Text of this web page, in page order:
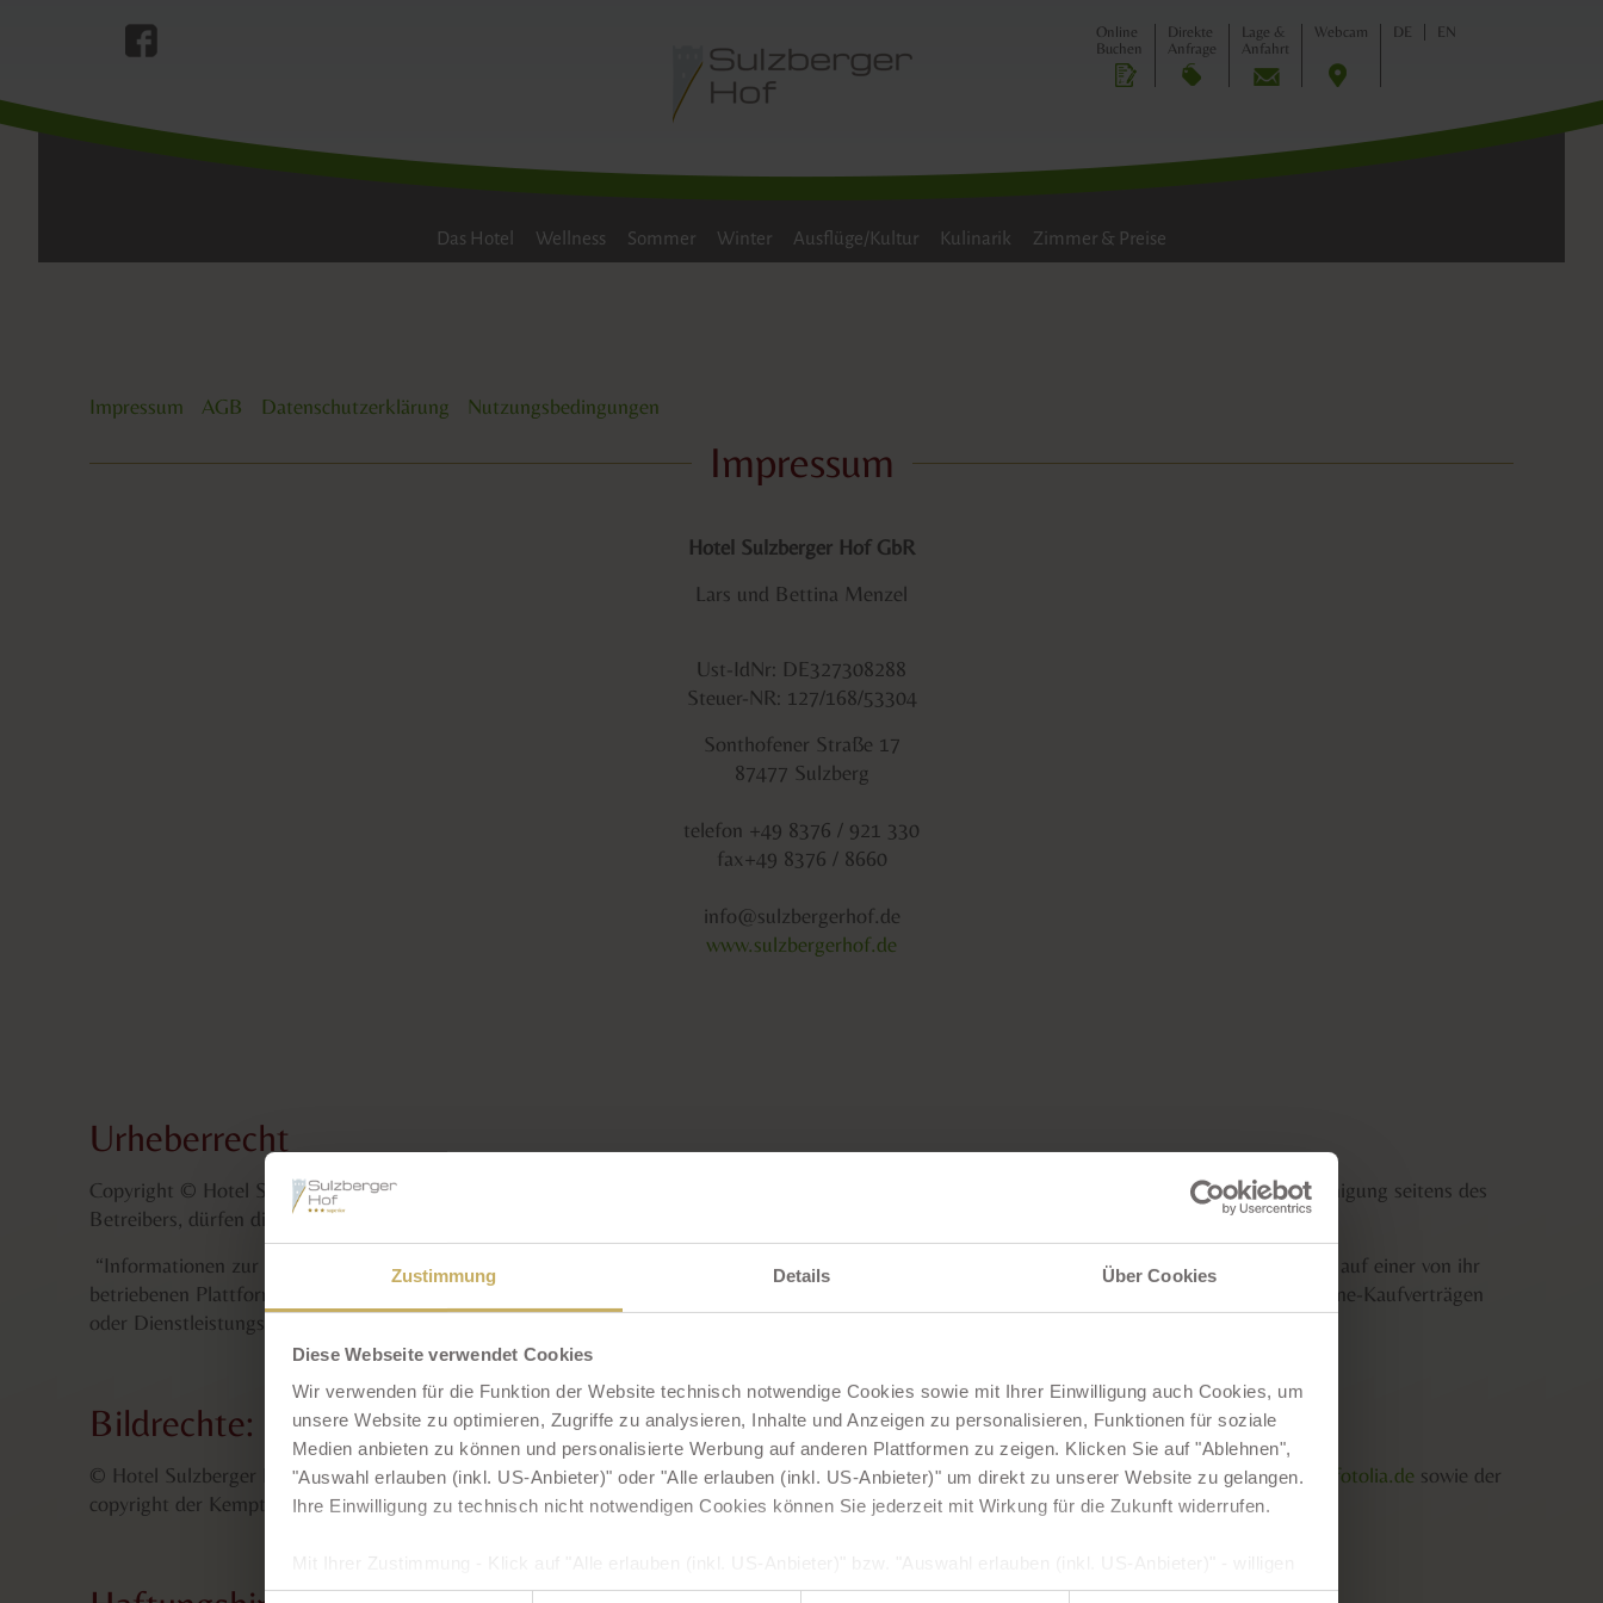
Zustimmung Details Über Cookies
Diese Webseite verwendet Cookies
Wir verwenden für die Funktion der Website technisch notwendige Cookies sowie mit Ihrer Einwilligung auch Cookies, um
unsere Website zu optimieren, Zugriffe zu analysieren, Inhalte und Anzeigen zu personalisieren, Funktionen für soziale
Medien anbieten zu können und personalisierte Werbung auf anderen Plattformen zu zeigen. Klicken Sie auf "Ablehnen",
"Auswahl erlauben (inkl. US-Anbieter)" oder "Alle erlauben (inkl. US-Anbieter)" um direkt zu unserer Website zu gelangen.
Ihre Einwilligung zu technisch nicht notwendigen Cookies können Sie jederzeit mit Wirkung für die Zukunft widerrufen.
Sie gem. Art. 49 (1) lit. a DSGVO zugleich ausdrücklich ein, dass auch Anbieter in den USA Ihre Daten verarbeiten. In
Online
Buchen
Direkte
Anfrage
Lage &
Anfahrt
Webcam DE EN
Das Hotel Wellness Sommer Winter Ausflüge/Kultur Kulinarik Zimmer & Preise
Impressum AGB Datenschutzerklärung Nutzungsbedingungen
Impressum
Hotel Sulzberger Hof GbR
Lars und Bettina Menzel
Ust-IdNr: DE327308288
Steuer-NR: 127/168/53304
Sonthofener Straße 17
87477 Sulzberg
telefon +49 8376 / 921 330
fax+49 8376 / 8660
info@sulzbergerhof.de
www.sulzbergerhof.de
Urheberrecht
Copyright © Hotel Sulzberger Hof. Alle Rechte vorbehalten. Die Inhalte dieser Website sind urheberrechtlich geschützt. Ohne schriftliche Genehmigung seitens des
Betreibers, dürfen die Inhalte dieser Seiten in keiner Form reproduziert bzw. verarbeitet, vervielfältigt oder verbreitet werden.
“Informationen zur Online-Streitbeilegung gemäß Art.14 Abs. 1ODR-VO: Die EU-Kommission bietet die Möglichkeit zur Online-Streitbeilegung auf einer von ihr
betriebenen Plattform(sog. „OS-Plattform“). Die OS-Plattform kann als Anlaufstelle zur außergerichtlichen Beilegung von Streitigkeiten aus Online-Kaufverträgen
oder Dienstleistungsverträgen dienen. Diese Plattform ist über den externen Link
Bildrechte:
© Hotel Sulzberger Hof. Diverse Bilder auf dieser Website unterliegen dem Copyright © der Bilderplattformen www.shutterstock.com undwww.fotolia.de sowie der
copyright der Kempten@Allga?u GmbH (unter anderen Jones de Rosso, Dominik Berchtold)